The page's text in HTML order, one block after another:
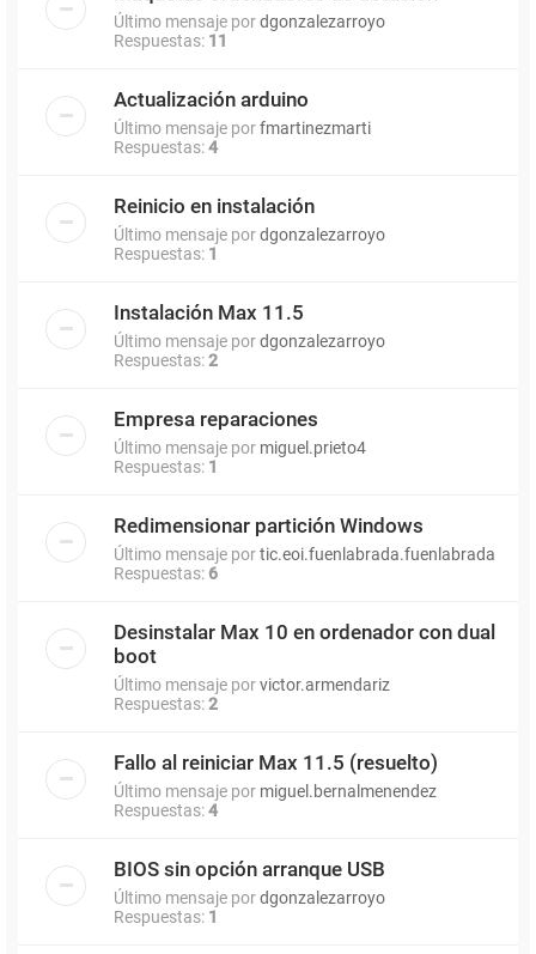
Último mensaje pordgonzalezarroyo
Respuestas: 11
Actualización arduino
Último mensaje porfmartinezmarti
Respuestas:4
Reinicio en instalación
Último mensaje pordgonzalezarroyo
Respuestas: 1
Instalación Max 11.5
Último mensaje pordgonzalezarroyo
Respuestas:2
Empresa reparaciones
Último mensaje por miguel.prieto4
Respuestas: 1
Redimensionar partición Windows
Último mensaje portic.eoi.fuenlabrada.fuenlabrada
Respuestas: 6
Desinstalar Max 10 en ordenador con dual
boot
Último mensaje porvictor.armendariz
Respuestas:2
Fallo al reiniciar Max 11.5 (resuelto)
Último mensaje por miguel.bernalmenendez
Respuestas:4
BIOS sin opción arranque USB
Último mensaje pordgonzalezarroyo
Respuestas: 1